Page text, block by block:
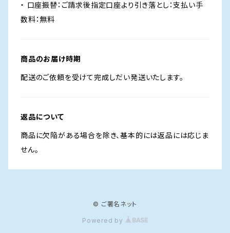
・ 口座振替：ご請求後指定口座より引き落とし：支払い手
数料：無料
商品のお届け時期
配送のご依頼を受けて完成しだい発送いたします。
返品について
商品に欠陥がある場合を除き、基本的には返品には応じま
せん。
© ご署名ネット
Powered by